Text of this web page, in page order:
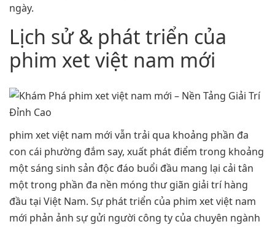
ngày.
Lịch sử & phát triển của
phim xet việt nam mới
phim xet việt nam mới vẫn trải qua khoảng phần đa
con cái phường đắm say, xuất phát điểm trong khoảng
một sáng sinh sản độc đáo buổi đầu mang lại cải tân
một trong phần đa nền móng thư giãn giải trí hàng
đầu tại Việt Nam. Sự phát triển của phim xet việt nam
mới phản ảnh sự gửi người công ty của chuyên ngành